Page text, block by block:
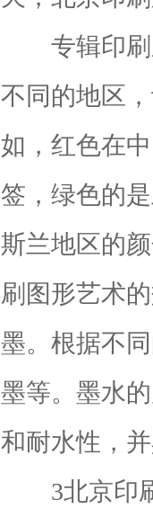
专辑印刷
不同的地区
如，红色在
签，绿色的
斯兰地区的
刷图形艺术
墨。根据不
墨等。墨水
和耐水性，
3北京印刷